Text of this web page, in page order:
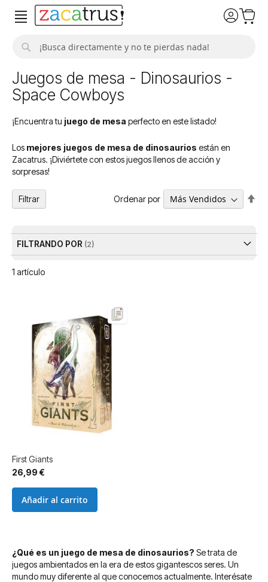
Juegos de mesa - Dinosaurios -
Space Cowboys
¡Encuentra tu juego de mesa perfecto en este listado!
Los mejores juegos de mesa de dinosaurios están en
Zacatrus. ¡Diviértete con estos juegos llenos de acción y
sorpresas!
1 artículo
Ordenar por
First Giants
26,99 €
Añadir al carrito
¿Qué es un juego de mesa de dinosaurios? Se trata de
juegos ambientados en la era de estos gigantescos seres. Un
mundo muy diferente al que conocemos actualmente. Interésate
Filtrar
FILTRANDO POR